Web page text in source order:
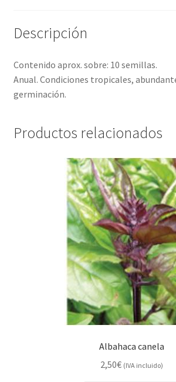
Descripción
Contenido aprox. sobre: 10 semillas.
Anual. Condiciones tropicales,
germinación.
Productos relacionados
Albahaca canela
2,50€ (IVA incluido)